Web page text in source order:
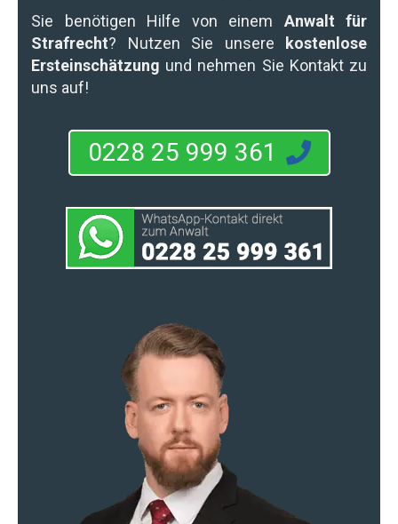
Sie benötigen Hilfe von einem Anwalt für
Strafrecht? Nutzen Sie unsere kostenlose
Ersteinschätzung und nehmen Sie Kontakt zu
uns auf!
0228 25 999 361